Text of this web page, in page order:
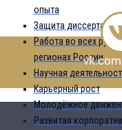
опыта
Защита диссертации
Работа во всех
регионах России
Научная
Карьерный рост
Молодёжное
Развитая